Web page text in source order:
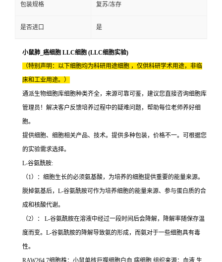
包装规格 复苏/冻存
是否进口 是
小鼠肺_癌细胞 LLC细胞 (LLC细胞实验)
（特别声明：以下细胞均为科研用途细胞 ，仅供科研学术用途，非临
床和工业用途。）
通派生物细胞库细胞种类齐全，来源可靠可鉴，建议您直接咨询细胞库
管理员！解决客户反馈培养过程中的疑难问题，帮助每位老师养好细
胞。
提供细胞、细胞相关产品、技术。提供多种包装，价格不一。可根据您
的实验需求选择。
L-谷氨酰胺:
（1）：细胞生长的必须氨基酸，为培养的细胞提供重要的能量来源。
脱掉氨基后，L-谷氨酰胺可作为培养细胞的能量来源、参与蛋白质的合
成和核酸代谢。
（2）： L-谷氨酰胺在溶液中经过一段时间后会降解，降解率随保存温
度而变。L-谷氨酰胺的降解导致氨的形成，而氨对于一些细胞具有毒
性。
RAW264.7细胞株：小鼠单核巨噬细胞白血 病细胞 组织来源：血液 生